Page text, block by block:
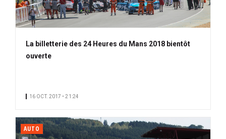
La billetterie des 24 Heures du Mans 2018 bientôt
ouverte
16 OCT. 2017 • 21:24
AUTO